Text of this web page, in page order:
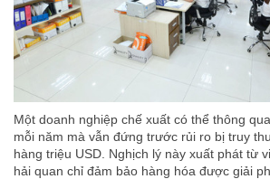
Một doanh nghiệp chế xuất có thể thông
mỗi năm mà vẫn đứng trước rủi ro bị truy
hàng triệu USD. Nghịch lý này xuất phát từ
hải quan chỉ đảm bảo hàng hóa được giải